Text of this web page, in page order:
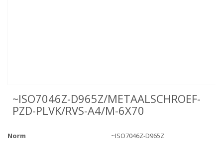
~ISO7046Z-D965Z/METAALSCHROEF-
PZD-PLVK/RVS-A4/M-6X70
Norm
~ISO7046Z-D965Z